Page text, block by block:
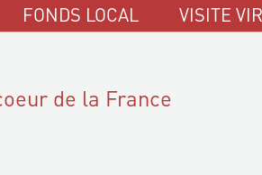
FONDS LOCAL VISITE
de la France